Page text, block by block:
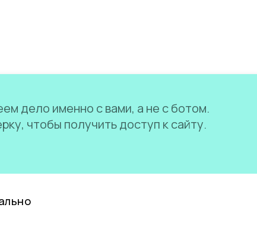
дело именно с вами, а не с ботом.
чтобы получить доступ к сайту.